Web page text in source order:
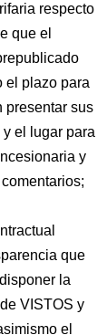
respecto
que el
el plazo para
presentar sus
el lugar para
y
que
la
VISTOS y
el